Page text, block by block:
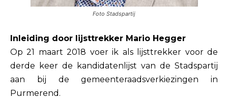
Foto Stadspartij
Inleiding door lijsttrekker Mario Hegger
Op 21 maart 2018 voer ik als lijsttrekker voor de
derde keer de kandidatenlijst van de Stadspartij
aan bij de gemeenteraadsverkiezingen in
Purmerend.